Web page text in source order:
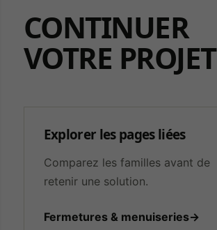
CONTINUER
VOTRE PROJET
Explorer les pages liées
Comparez les familles avant de
retenir une solution.
Fermetures & menuiseries→